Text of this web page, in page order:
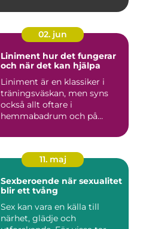
02. jun
Liniment hur det fungerar
och när det kan hjälpa
Liniment är en klassiker i
träningsväskan, men syns
också allt oftare i
hemmabadrum och på
11. maj
Sexberoende när sexualitet
blir ett tvång
Sex kan vara en källa till
närhet, glädje och